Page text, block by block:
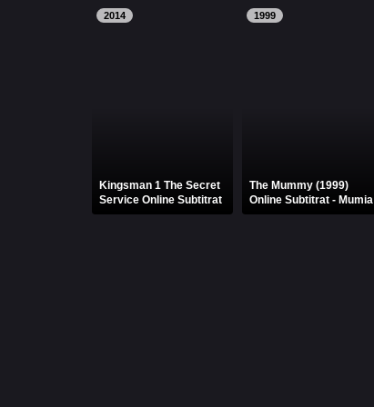
2014
Kingsman 1 The Secret
Service Online Subtitrat
1999
The Mummy (1999)
Online Subtitrat - Mumia